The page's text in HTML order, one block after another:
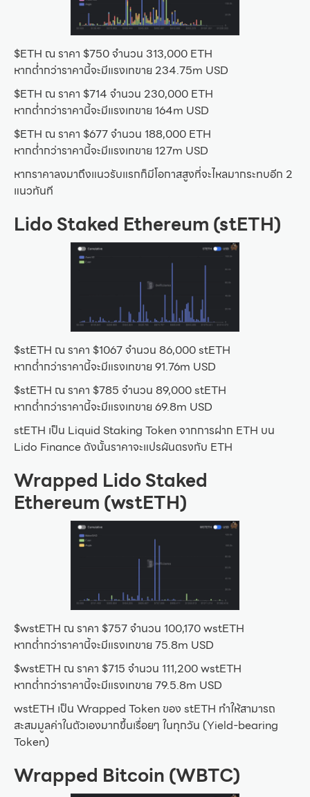
$ETH ณ ราคา $750 จำนวน 313,000 ETH
หากต่ำกว่าราคานี้จะมีแรงเทขาย 234.75m USD
$ETH ณ ราคา $714 จำนวน 230,000 ETH
หากต่ำกว่าราคานี้จะมีแรงเทขาย 164m USD
$ETH ณ ราคา $677 จำนวน 188,000 ETH
หากต่ำกว่าราคานี้จะมีแรงเทขาย 127m USD
หากราคาลงมาถึงแนวรับแรกก็มีโอกาสสูงที่จะไหลมากระทบอีก 2
แนวทันที
Lido Staked Ethereum (stETH)
$stETH ณ ราคา $1067 จำนวน 86,000 stETH
หากต่ำกว่าราคานี้จะมีแรงเทขาย 91.76m USD
$stETH ณ ราคา $785 จำนวน 89,000 stETH
หากต่ำกว่าราคานี้จะมีแรงเทขาย 69.8m USD
stETH เป็น Liquid Staking Token จากการฝาก ETH บน
Lido Finance ดังนั้นราคาจะแปรผันตรงกับ ETH
Wrapped Lido Staked
Ethereum (wstETH)
$wstETH ณ ราคา $757 จำนวน 100,170 wstETH
หากต่ำกว่าราคานี้จะมีแรงเทขาย 75.8m USD
$wstETH ณ ราคา $715 จำนวน 111,200 wstETH
หากต่ำกว่าราคานี้จะมีแรงเทขาย 79.5.8m USD
wstETH เป็น Wrapped Token ของ stETH ทำให้สามารถ
สะสมมูลค่าในตัวเองมากขึ้นเรื่อยๆ ในทุกวัน (Yield-bearing
Token)
Wrapped Bitcoin (WBTC)